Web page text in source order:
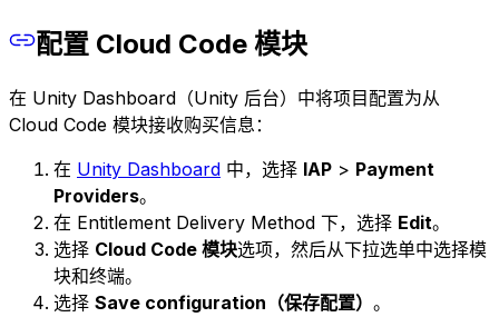
配置 Cloud Code 模块
在 Unity Dashboard（Unity 后台）中将项目配置为从
Cloud Code 模块接收购买信息：
在 Unity Dashboard 中，选择 IAP > Payment
Providers。
在 Entitlement Delivery Method 下，选择 Edit。
选择 Cloud Code 模块选项，然后从下拉选单中选择模
块和终端。
选择 Save configuration（保存配置） 。